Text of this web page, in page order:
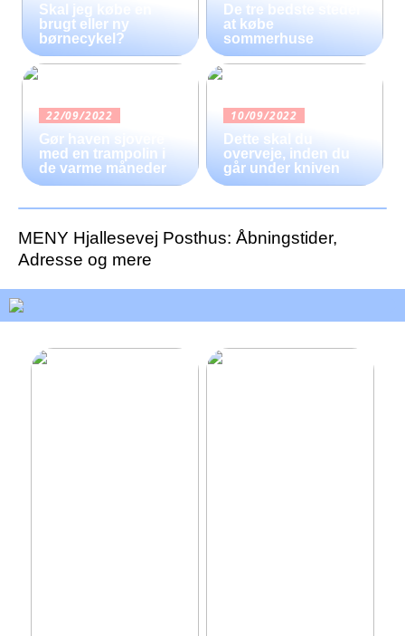
Skal jeg købe en
brugt eller ny
børnecykel?
De tre bedste steder
at købe
sommerhuse
22/09/2022
Gør haven sjovere
med en trampolin i
de varme måneder
10/09/2022
Dette skal du
overveje, inden du
går under kniven
MENY Hjallesevej Posthus: Åbningstider,
Adresse og mere